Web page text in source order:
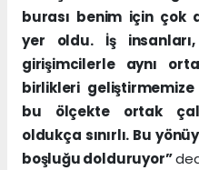
burası benim için çok
yer oldu. İş
girişimcilerle aynı
birlikleri geliştirmemize
bu ölçekte ortak
oldukça sınırlı. Bu
boşluğu dolduruyor”